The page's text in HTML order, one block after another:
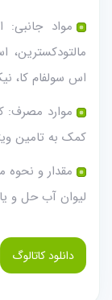
مواد جانبی:
مالتودکسترین،
اس سولفام کا،
موارد مصرف:
کمک به تامین
لیوان آب حل و
دانلود کاتالوگ